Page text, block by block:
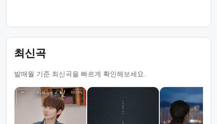
최신곡
발매월 기준 최신곡을 빠르게 확인해보세요.